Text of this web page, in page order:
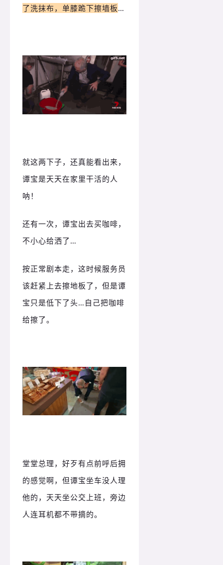
了洗抹布，单膝跪下擦墙板…
就这两下子，还真能看出来，
谭宝是天天在家里干活的人
呐！
还有一次，谭宝出去买咖啡，
不小心给洒了…
按正常剧本走，这时候服务员
该赶紧上去擦地板了，但是谭
宝只是低下了头…自己把咖啡
给擦了。
堂堂总理，好歹有点前呼后拥
的感觉啊，但谭宝坐车没人理
他的，天天坐公交上班，旁边
人连耳机都不带摘的。